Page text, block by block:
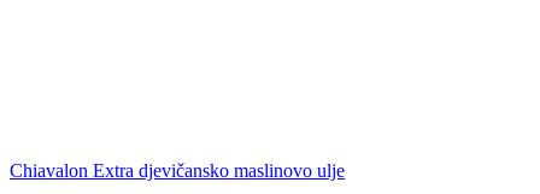
Chiavalon Extra djevičansko maslinovo ulje